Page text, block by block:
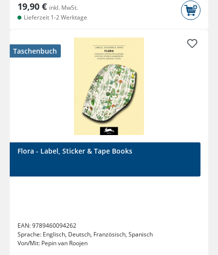
19,90 € inkl. MwSt.
Lieferzeit 1-2 Werktage
Taschenbuch
Flora - Label, Sticker & Tape Books
EAN:9789460094262
Sprache: Englisch, Deutsch, Französisch, Spanisch
Von/Mit: Pepin van Roojen